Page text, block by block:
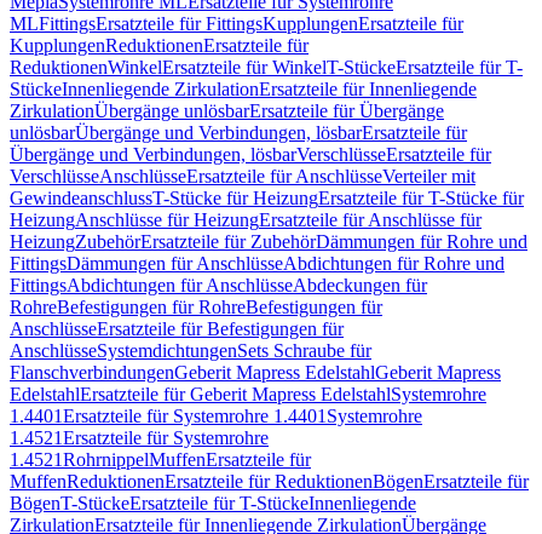
MLFittingsErsatzteile für FittingsKupplungenErsatzteile für
KupplungenReduktionenErsatzteile für
ReduktionenWinkelErsatzteile für WinkelT-StückeErsatzteile für T-
StückeInnenliegende ZirkulationErsatzteile für Innenliegende
ZirkulationÜbergänge unlösbarErsatzteile für Übergänge
unlösbarÜbergänge und Verbindungen, lösbarErsatzteile für
Übergänge und Verbindungen, lösbarVerschlüsseErsatzteile für
VerschlüsseAnschlüsseErsatzteile für AnschlüsseVerteiler mit
GewindeanschlussT-Stücke für HeizungErsatzteile für T-Stücke für
HeizungAnschlüsse für HeizungErsatzteile für Anschlüsse für
HeizungZubehörErsatzteile für ZubehörDämmungen für Rohre und
FittingsDämmungen für AnschlüsseAbdichtungen für Rohre und
FittingsAbdichtungen für AnschlüsseAbdeckungen für
RohreBefestigungen für RohreBefestigungen für
AnschlüsseErsatzteile für Befestigungen für
AnschlüsseSystemdichtungenSets Schraube für
FlanschverbindungenGeberit Mapress EdelstahlGeberit Mapress
EdelstahlErsatzteile für Geberit Mapress EdelstahlSystemrohre
1.4401Ersatzteile für Systemrohre 1.4401 Systemrohre
1.4521Ersatzteile für Systemrohre
1.4521RohrnippelMuffenErsatzteile für
MuffenReduktionenErsatzteile für ReduktionenBögenErsatzteile für
BögenT-StückeErsatzteile für T-StückeInnenliegende
ZirkulationErsatzteile für Innenliegende ZirkulationÜbergänge